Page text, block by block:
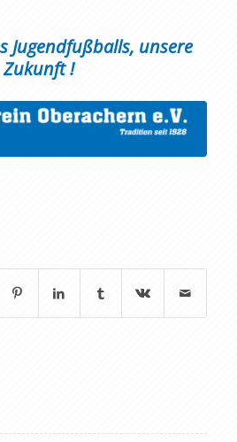
Jugendfußballs, unsere
Zukunft !